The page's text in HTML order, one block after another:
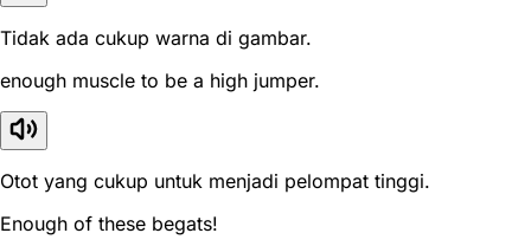
Tidak ada cukup warna di gambar.
enough muscle to be a high jumper.
Otot yang cukup untuk menjadi pelompat tinggi.
Enough of these begats!